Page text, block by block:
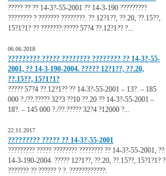
????? ?? ?? 14-3?-55-2001 ?? 14-3-190 ?????????
???????? ? ??????? ????????. ??.12?1??, ??.20, ??.15??,
15?1?1? ?? ???????:????? 57?4 ??.12?1?? ?...
06.06.2018
????????? ????? ???????? ???????? ?? 14-3?-55-
2001, ?? 14-3-190-2004. ????? 12?1??, ??.20,
??.15??, 15?1?1?
????? 57?4 ??.12?1?? ?? 14-3?-55-2001 – 13?. – 185
000 ?./??.????? 32?3 ??10 ??.20 ?? 14-3?-55-2001 –
18?. – 145 000 ?./??.????? 32?4 ?12000 ?...
22.11.2017
????????? ????? ?? 14-3?-55-2001
????????? ????? ???????? ???????? ?? 14-3?-55-2001, ??
14-3-190-2004. ????? 12?1??, ??.20, ??.15??, 15?1?1? ?
??????? ?? ?????? ? ?. ????????????: